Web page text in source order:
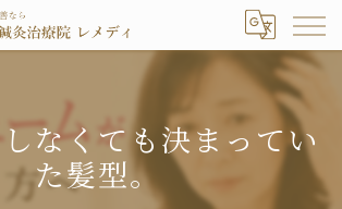
なくても決まってい
た髪型。